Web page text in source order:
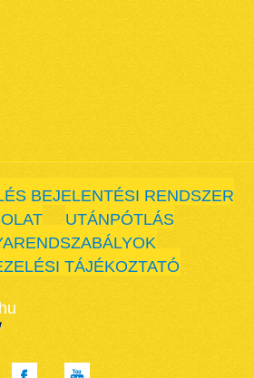
BEJELENTÉSI RENDSZER
UTÁNPÓTLÁS
TÁJÉKOZTATÓ